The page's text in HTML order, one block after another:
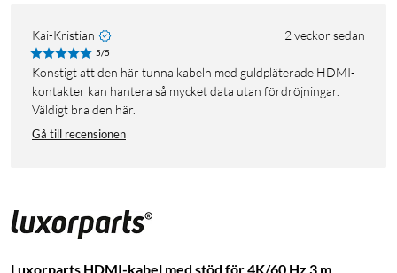
Kai-Kristian 2 veckor sedan
5/5
Konstigt att den här tunna kabeln med guldpläterade HDMI-
kontakter kan hantera så mycket data utan fördröjningar.
Väldigt bra den här.
Gå till recensionen
Luxorparts HDMI-kabel med stöd för 4K/60 Hz 3 m